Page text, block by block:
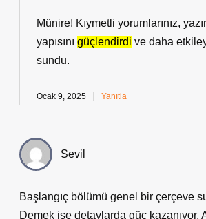
Münire! Kıymetli yorumlarınız,
yapısını güçlendirdi ve daha
sundu.
Ocak 9, 2025 Yanıtla
Sevil
Başlangıç bölümü genel bir çerçeve
Demek ise detaylarda güç kazanıyor.